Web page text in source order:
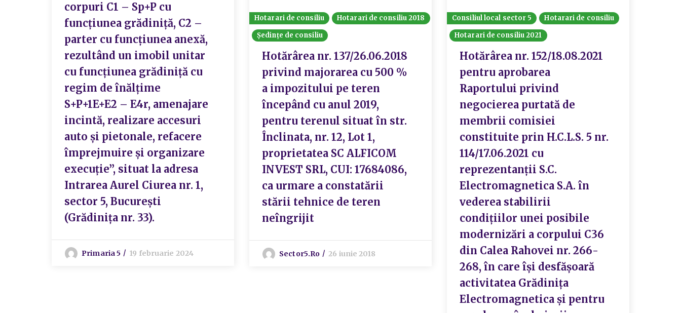
corpuri C1 – Sp+P cu
funcțiunea grădiniță, C2 –
parter cu funcțiunea anexă,
rezultând un imobil unitar
cu funcțiunea grădiniță cu
regim de înălțime
S+P+1E+E2 – E4r, amenajare
incintă, realizare accesuri
auto și pietonale, refacere
împrejmuire și organizare
execuție”, situat la adresa
Intrarea Aurel Ciurea nr. 1,
sector 5, București
(Grădinița nr. 33).
Primaria 5 19 februarie 2024
Hotarari de consiliu
Hotarari de consiliu 2018
Ședințe de consiliu
Hotărârea nr. 137/26.06.2018
privind majorarea cu 500 %
a impozitului pe teren
începând cu anul 2019,
pentru terenul situat în str.
Înclinata, nr. 12, Lot 1,
proprietatea SC ALFICOM
INVEST SRL, CUI: 17684086,
ca urmare a constatării
stării tehnice de teren
neîngrijit
Sector5.ro 26 iunie 2018
Consiliul local sector 5
Hotarari de consiliu
Hotarari de consiliu 2021
Hotărârea nr. 152/18.08.2021
pentru aprobarea
Raportului privind
negocierea purtată de
membrii comisiei
constituite prin H.C.L.S. 5 nr.
114/17.06.2021 cu
reprezentanții S.C.
Electromagnetica S.A. în
vederea stabilirii
condițiilor unei posibile
modernizări a corpului C36
din Calea Rahovei nr. 266-
268, în care își desfășoară
activitatea Grădinița
Electromagnetica și pentru